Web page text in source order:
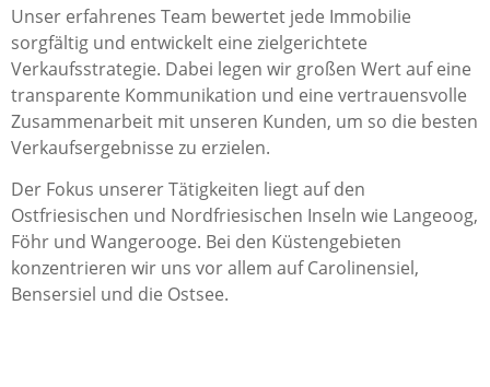
Unser erfahrenes Team bewertet jede Immobilie
sorgfältig und entwickelt eine zielgerichtete
Verkaufsstrategie. Dabei legen wir großen Wert auf eine
transparente Kommunikation und eine vertrauensvolle
Zusammenarbeit mit unseren Kunden, um so die besten
Verkaufsergebnisse zu erzielen.
Der Fokus unserer Tätigkeiten liegt auf den
Ostfriesischen und Nordfriesischen Inseln wie Langeoog,
Föhr und Wangerooge. Bei den Küstengebieten
konzentrieren wir uns vor allem auf Carolinensiel,
Bensersiel und die Ostsee.